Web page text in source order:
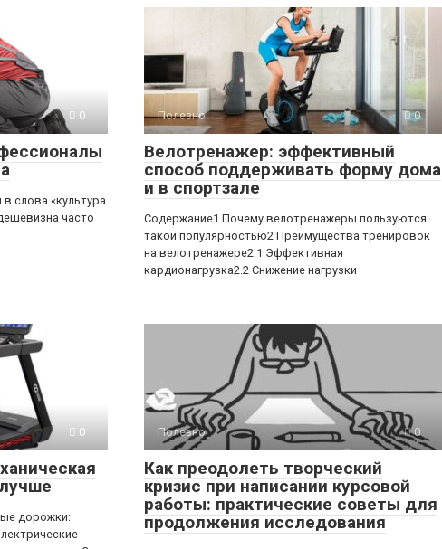
0
слова «культура
часто
Полезно 0
Велотренажер: эффективный
способ поддерживать форму дома
и в спортзале
Содержание1 Почему велотренажеры пользуются
такой популярностью2 Преимущества тренировок
на велотренажере2.1 Эффективная
кардионагрузка2.2 Снижение нагрузки
0
дорожки:
Полезно 0
Как преодолеть творческий
кризис при написании курсовой
работы: практические советы для
продолжения исследования